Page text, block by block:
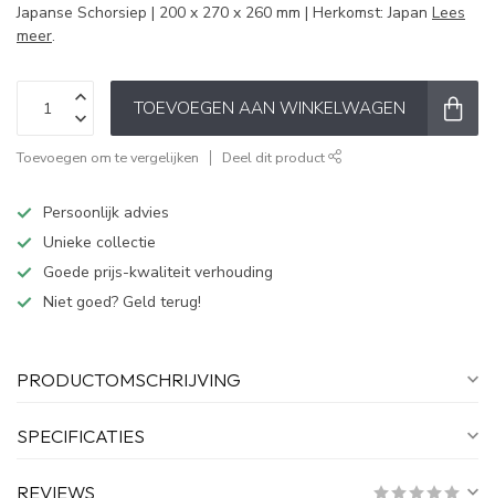
Japanse Schorsiep | 200 x 270 x 260 mm | Herkomst: Japan Lees
meer.
TOEVOEGEN AAN WINKELWAGEN
Toevoegen om te vergelijken Deel dit product
Persoonlijk advies
Unieke collectie
Goede prijs-kwaliteit verhouding
Niet goed? Geld terug!
PRODUCTOMSCHRIJVING
SPECIFICATIES
REVIEWS